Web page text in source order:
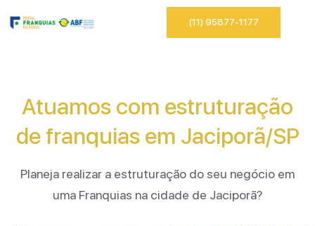
(11) 95877-1177
Atuamos com estruturação
de franquias em Jaciporã/SP
Planeja realizar a estruturação do seu negócio em
uma Franquias na cidade de Jaciporã?